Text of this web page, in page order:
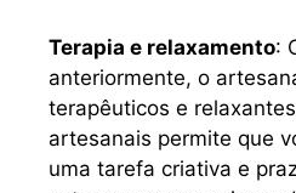
Terapia e relaxamento:
anteriormente, o
terapêuticos e
artesanais permite que
uma tarefa criativa e